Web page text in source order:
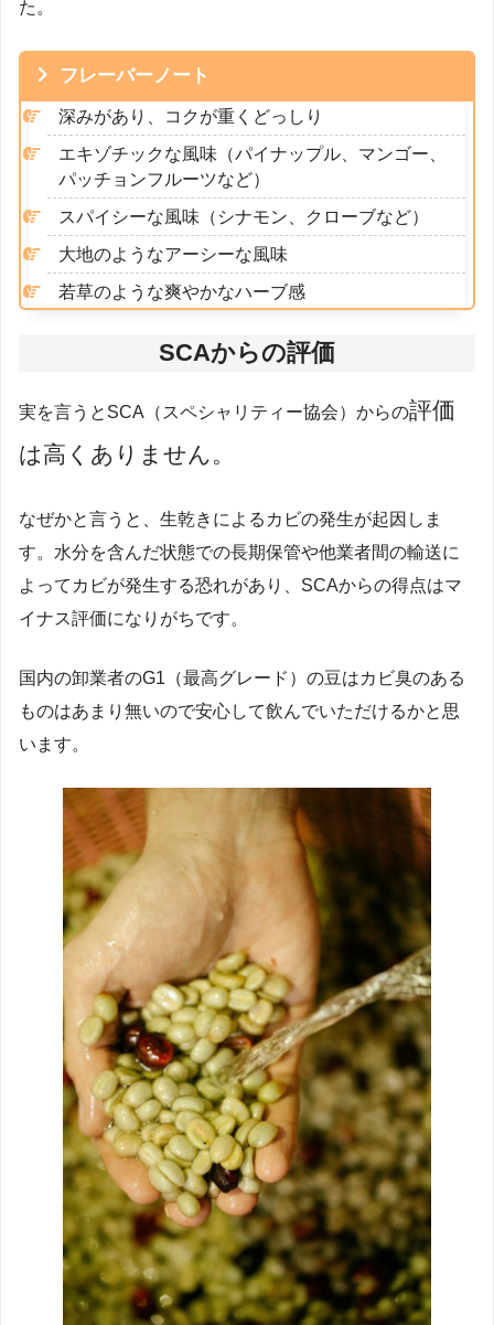
た。
フレーバーノート
深みがあり、コクが重くどっしり
エキゾチックな風味（パイナップル、マンゴー、
パッチョンフルーツなど）
スパイシーな風味（シナモン、クローブなど）
大地のようなアーシーな風味
若草のような爽やかなハーブ感
SCAからの評価
実を言うとSCA（スペシャリティー協会）からの評価
は高くありません。
なぜかと言うと、生乾きによるカビの発生が起因しま
す。水分を含んだ状態での長期保管や他業者間の輸送に
よってカビが発生する恐れがあり、SCAからの得点はマ
イナス評価になりがちです。
国内の卸業者のG1（最高グレード）の豆はカビ臭のある
ものはあまり無いので安心して飲んでいただけるかと思
います。